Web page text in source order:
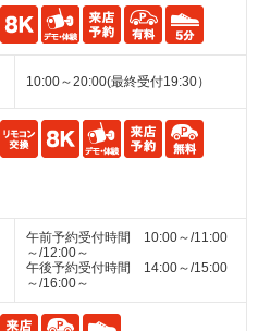
10:00～20:00(最終受付19:30）
午前予約受付時間 10:00～/11:00
～/12:00～
午後予約受付時間 14:00～/15:00
～/16:00～